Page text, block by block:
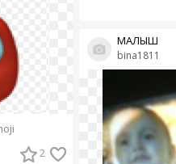
2
bina1811
МАЛЫШ